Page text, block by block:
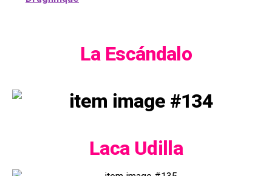
La Escándalo
Laca Udilla